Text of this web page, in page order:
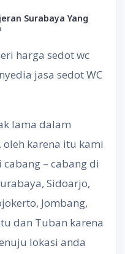
Surabaya Yang
harga sedot wc
jasa sedot WC
lama dalam
oleh karena itu kami
– cabang di
Sidoarjo,
Jombang,
dan Tuban karena
lokasi anda